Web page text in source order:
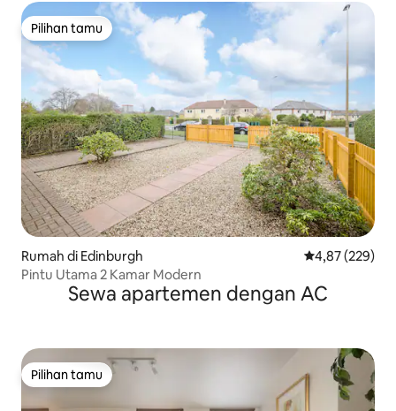
Pilihan tamu
Pilihan tamu
Rumah di Edinburgh Nilai rata-rata
4,87 (229)
Pintu Utama 2 Kamar Modern
Sewa apartemen dengan AC
Pilihan tamu
Pilihan tamu